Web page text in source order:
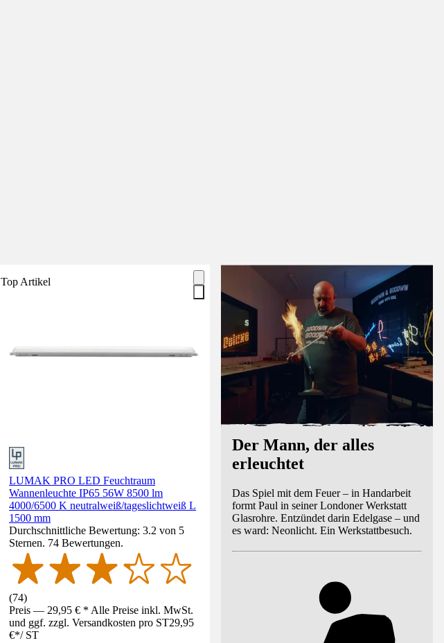
Top Artikel
LUMAK PRO LED Feuchtraum
Wannenleuchte IP65 56W 8500 lm
4000/6500 K neutralweiß/tageslichtweiß L
1500 mm
Durchschnittliche Bewertung: 3.2 von 5
Sternen. 74 Bewertungen.
(74)
Preis — 29,95 € * Alle Preise inkl. MwSt.
und ggf. zzgl. Versandkosten pro ST29,95
€*/ ST
Der Mann, der alles
erleuchtet
Das Spiel mit dem Feuer – in Handarbeit
formt Paul in seiner Londoner Werkstatt
Glasrohre. Entzündet darin Edelgase – und
es ward: Neonlicht. Ein Werkstattbesuch.